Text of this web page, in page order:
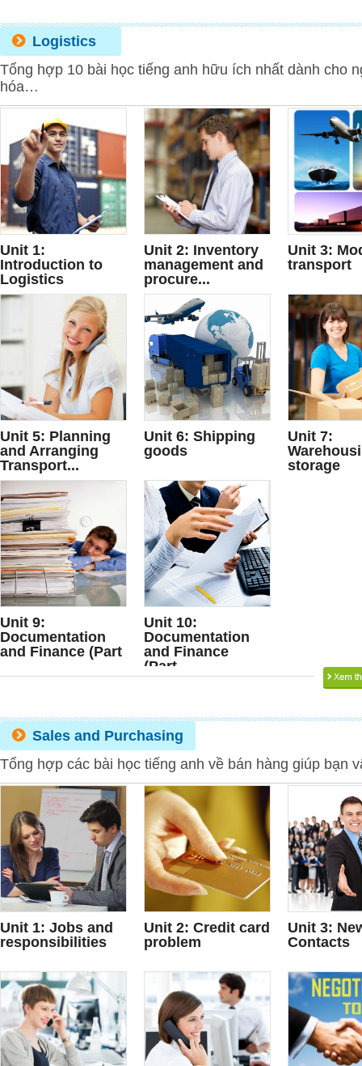
Logistics
Tổng hợp 10 bài học tiếng anh hữu ích nhất dành cho
hóa…
Unit 1:
Introduction to
Logistics
Unit 2: Inventory
management and
procure...
Unit 3:
transport
Unit 5: Planning
and Arranging
Transport...
Unit 6: Shipping
goods
Unit 7:
storage
Unit 9:
Documentation
and Finance (Part
Unit 10:
Documentation
and Finance
(Part...
Sales and Purchasing
Tổng hợp các bài học tiếng anh về bán hàng giúp bạn
Unit 1: Jobs and
responsibilities
Unit 2: Credit card
problem
Unit 3:
Contacts